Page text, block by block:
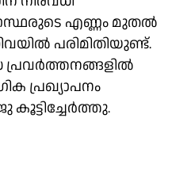
എണ്ണം മുതൽ
പരിമിതിയുണ്ട്.
പ്രഖ്യാപനം
കൂട്ടിച്ചേർത്തു.